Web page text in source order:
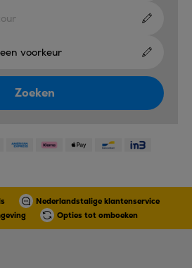
voorkeur
Zoeken
Nederlandstalige klantenservice
Opties tot omboeken